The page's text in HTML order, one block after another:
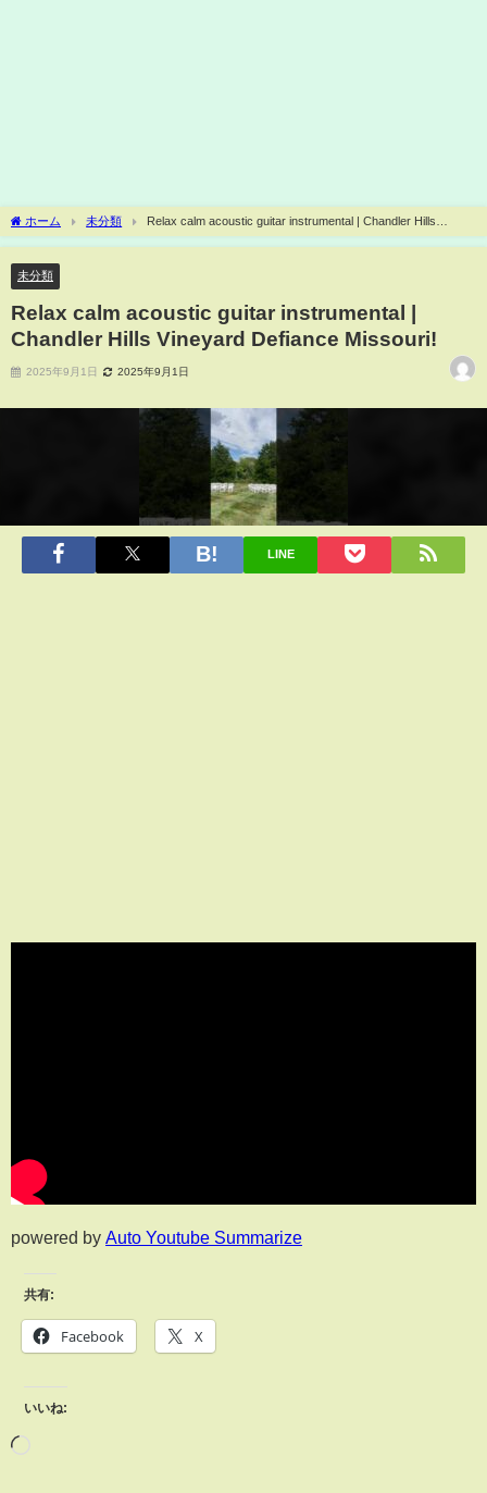
ホーム 未分類
Relax calm acoustic guitar instrumental | Chandler Hills
Vineyard Defiance Missouri!
未分類
Relax calm acoustic guitar instrumental |
Chandler Hills Vineyard Defiance Missouri!
2025年9月1日 2025年9月1日
LINE
powered by Auto Youtube Summarize
共有:
Facebook X
いいね: